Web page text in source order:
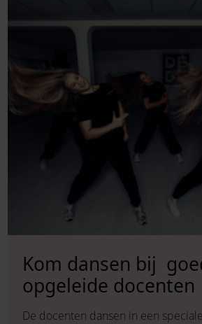
Kom dansen bij
opgeleide docenten
De docenten dansen in een